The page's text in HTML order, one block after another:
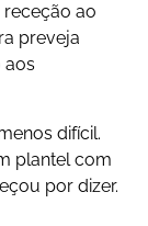
ao
preveja
aos
difícil.
plantel com
por dizer.